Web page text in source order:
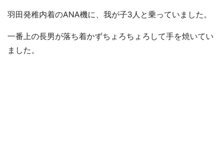
羽田発稚内着のANA機に、我が子3人と乗っていました。
一番上の長男が落ち着かずちょろちょろして手を焼いてい
ました。